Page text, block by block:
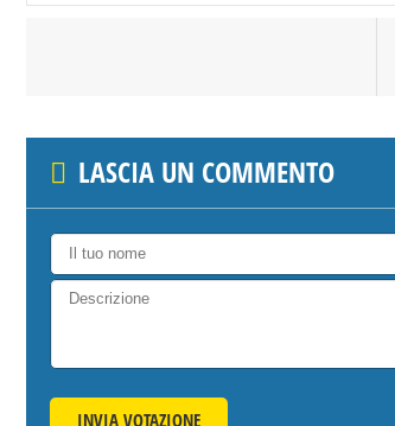
LASCIA UN COMMENTO
INVIA VOTAZIONE